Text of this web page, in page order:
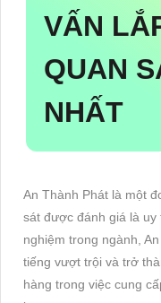
VẤN
QUAN
NHẤT
An Thành Phát là một
sát được đánh giá là uy
nghiệm trong ngành,
tiếng vượt trội và trở
hàng trong việc cung